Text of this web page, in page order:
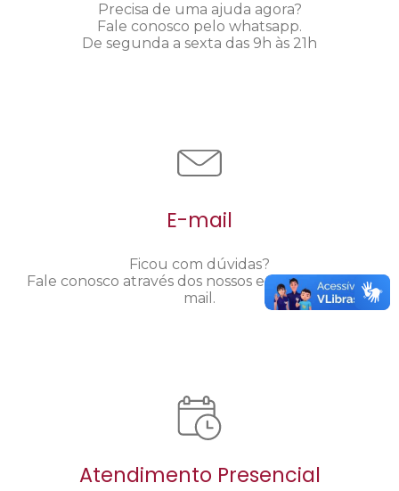
Precisa de uma ajuda agora?
Fale conosco pelo whatsapp.
De segunda a sexta das 9h às 21h
E-mail
Ficou com dúvidas?
Fale conosco através dos nossos endereços de e-
mail.
Atendimento Presencial